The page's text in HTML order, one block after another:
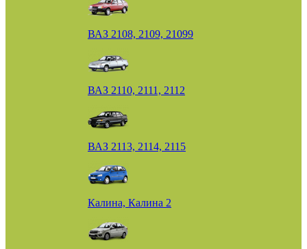
ВАЗ 2108, 2109, 21099
ВАЗ 2110, 2111, 2112
ВАЗ 2113, 2114, 2115
Калина, Калина 2